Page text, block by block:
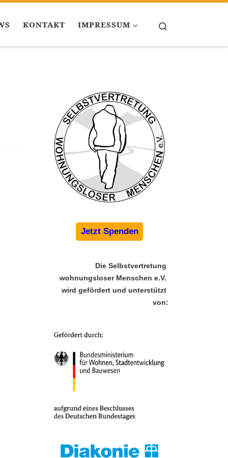
KONTAKT IMPRESSUM
Jetzt Spenden
Die Selbstvertretung
wohnungsloser Menschen e.V.
wird gefördert und unterstützt
von: